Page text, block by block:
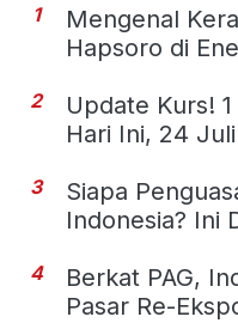
1
Mengenal
Hapsoro di
2
Update Kurs!
Hari Ini, 24
3
Siapa
Indonesia? Ini
4
Berkat PAG,
Pasar Re-